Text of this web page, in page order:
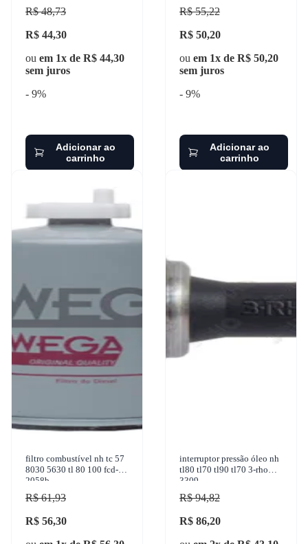
R$ 48,73
R$ 44,30
ou em 1x de R$ 44,30
sem juros
- 9%
Adicionar ao
carrinho
R$ 55,22
R$ 50,20
ou em 1x de R$ 50,20
sem juros
- 9%
Adicionar ao
carrinho
filtro combustível nh tc 57
8030 5630 tl 80 100 fcd-
2058b
R$ 61,93
R$ 56,30
interruptor pressão óleo nh
tl80 tl70 tl90 tl70 3-rho
3309
R$ 94,82
R$ 86,20